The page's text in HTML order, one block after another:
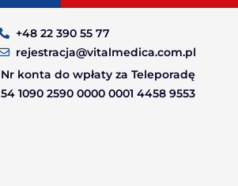
+48 22 390 55 77
rejestracja@vitalmedica.com.pl
Nr konta do wpłaty za Teleporadę
54 1090 2590 0000 0001 4458 9553